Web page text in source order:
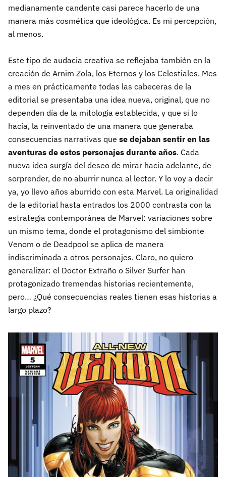
medianamente candente casi parece hacerlo de una
manera más cosmética que ideológica. Es mi percepción,
al menos.
Este tipo de audacia creativa se reflejaba también en la
creación de Arnim Zola, los Eternos y los Celestiales. Mes
a mes en prácticamente todas las cabeceras de la
editorial se presentaba una idea nueva, original, que no
dependen día de la mitología establecida, y que si lo
hacía, la reinventado de una manera que generaba
consecuencias narrativas que se dejaban sentir en las
aventuras de estos personajes durante años. Cada
nueva idea surgía del deseo de mirar hacia adelante, de
sorprender, de no aburrir nunca al lector. Y lo voy a decir
ya, yo llevo años aburrido con esta Marvel. La originalidad
de la editorial hasta entrados los 2000 contrasta con la
estrategia contemporánea de Marvel: variaciones sobre
un mismo tema, donde el protagonismo del simbionte
Venom o de Deadpool se aplica de manera
indiscriminada a otros personajes. Claro, no quiero
generalizar: el Doctor Extraño o Silver Surfer han
protagonizado tremendas historias recientemente,
pero… ¿Qué consecuencias reales tienen esas historias a
largo plazo?